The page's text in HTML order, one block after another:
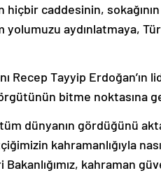
hiçbir caddesinin,
aydınlatmaya,
Recep Tayyip Erdoğan’ın
bitme noktasına
dünyanın gördüğünü
kahramanlığıyla
kahraman